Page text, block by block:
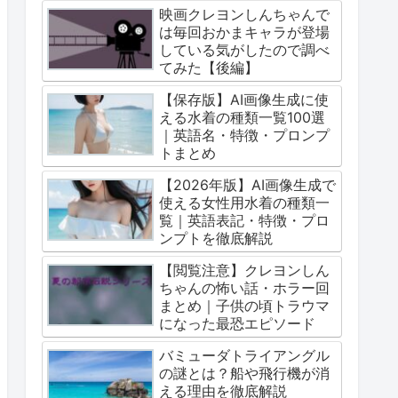
映画クレヨンしんちゃんで
は毎回おかまキャラが登場
している気がしたので調べ
てみた【後編】
【保存版】AI画像生成に使
える水着の種類一覧100選
｜英語名・特徴・プロンプ
トまとめ
【2026年版】AI画像生成で
使える女性用水着の種類一
覧｜英語表記・特徴・プロ
ンプトを徹底解説
【閲覧注意】クレヨンしん
ちゃんの怖い話・ホラー回
まとめ｜子供の頃トラウマ
になった最恐エピソード
バミューダトライアングル
の謎とは？船や飛行機が消
える理由を徹底解説